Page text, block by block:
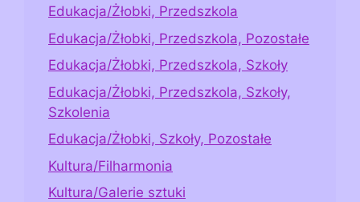
Edukacja/Żłobki, Przedszkola
Edukacja/Żłobki, Przedszkola, Pozostałe
Edukacja/Żłobki, Przedszkola, Szkoły
Edukacja/Żłobki, Przedszkola, Szkoły,
Szkolenia
Edukacja/Żłobki, Szkoły, Pozostałe
Kultura/Filharmonia
Kultura/Galerie sztuki